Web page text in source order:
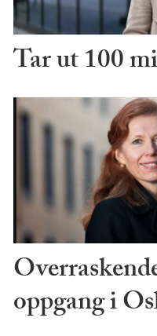
Tar ut 100
oppgang i